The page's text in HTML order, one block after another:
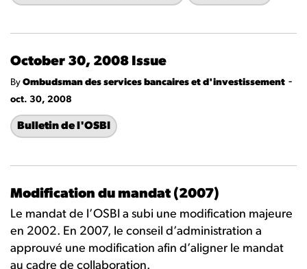
October 30, 2008 Issue
By Ombudsman des services bancaires et d'investissement -
oct. 30, 2008
Bulletin de l'OSBI
Modification du mandat (2007)
Le mandat de l’OSBI a subi une modification majeure
en 2002. En 2007, le conseil d’administration a
approuvé une modification afin d’aligner le mandat
au cadre de collaboration.